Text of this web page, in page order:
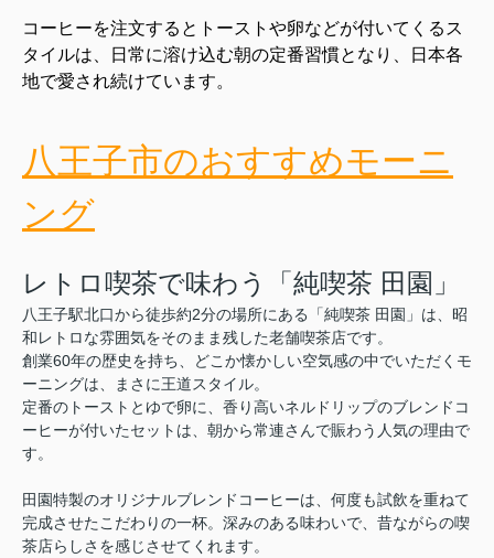
コーヒーを注文するとトーストや卵などが付いてくるス
タイルは、日常に溶け込む朝の定番習慣となり、日本各
地で愛され続けています。
八王子市のおすすめモーニ
ング
レトロ喫茶で味わう「純喫茶 田園」
八王子駅北口から徒歩約2分の場所にある「純喫茶 田園」は、昭
和レトロな雰囲気をそのまま残した老舗喫茶店です。
創業60年の歴史を持ち、どこか懐かしい空気感の中でいただくモ
ーニングは、まさに王道スタイル。
定番のトーストとゆで卵に、香り高いネルドリップのブレンドコ
ーヒーが付いたセットは、朝から常連さんで賑わう人気の理由で
す。
田園特製のオリジナルブレンドコーヒーは、何度も試飲を重ねて
完成させたこだわりの一杯。深みのある味わいで、昔ながらの喫
茶店らしさを感じさせてくれます。